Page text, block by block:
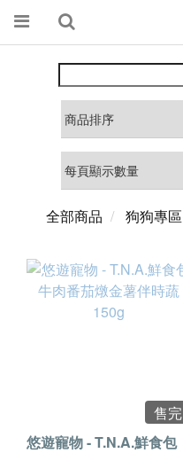
全部商品 狗狗專區
售完
悠遊寵物 - T.N.A.鮮食包